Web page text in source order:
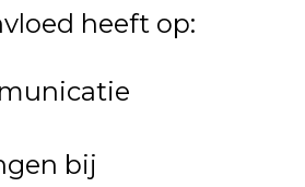
heeft op:
bij